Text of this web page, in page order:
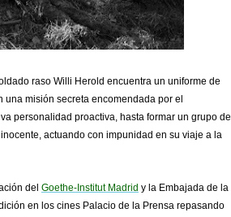
raso Willi Herold encuentra un uniforme de
misión secreta encomendada por el
personalidad proactiva, hasta formar un grupo de
actuando con impunidad en su viaje a la
del Goethe-Institut Madrid y la Embajada de la
en los cines Palacio de la Prensa repasando